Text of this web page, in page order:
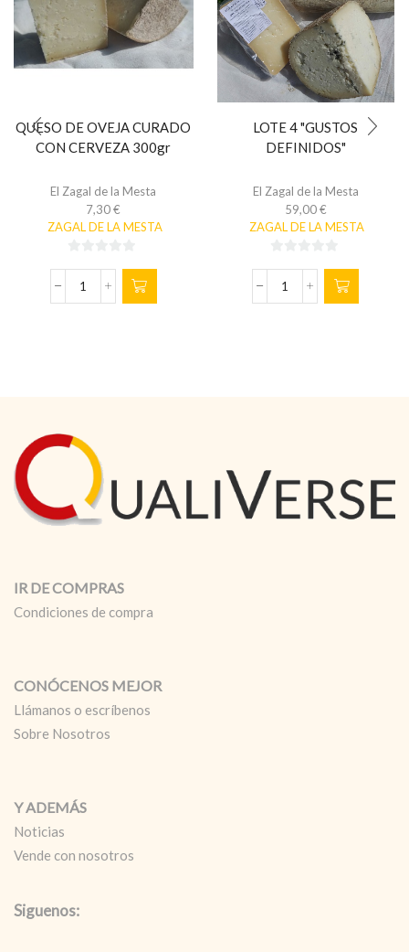
QUESO DE OVEJA CURADO
CON CERVEZA 300gr
El Zagal de la Mesta
7,30€
ZAGAL DE LA MESTA
de
5
QUESO
LOTE 4 "GUSTOS
DEFINIDOS"
El Zagal de la Mesta
59,00€
ZAGAL DE LA MESTA
de
5
LOTE
IR DE COMPRAS
Condiciones de compra
CONÓCENOS MEJOR
Llámanos o escríbenos
Sobre Nosotros
Y ADEMÁS
Noticias
Vende con nosotros
Siguenos: